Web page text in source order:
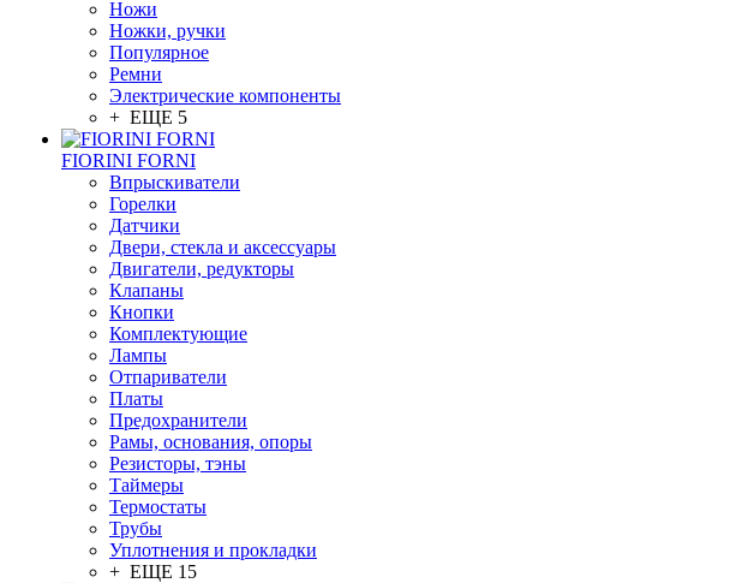
Ножи
Ножки, ручки
Популярное
Ремни
Электрические компоненты
+ ЕЩЕ 5
FIORINI FORNI
Впрыскиватели
Горелки
Датчики
Двери, стекла и аксессуары
Двигатели, редукторы
Клапаны
Кнопки
Комплектующие
Лампы
Отпариватели
Платы
Предохранители
Рамы, основания, опоры
Резисторы, тэны
Таймеры
Термостаты
Трубы
Уплотнения и прокладки
+ ЕЩЕ 15